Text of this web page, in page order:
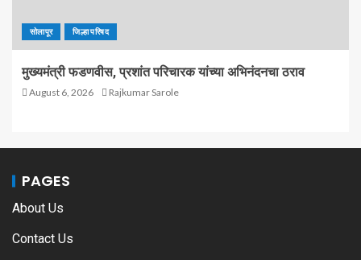
सोलापूर जिल्हा परिषद
मुख्यमंत्री फडणवीस, प्रशांत परिचारक यांच्या अभिनंदनचा ठराव
August 6, 2026 Rajkumar Sarole
PAGES
About Us
Contact Us